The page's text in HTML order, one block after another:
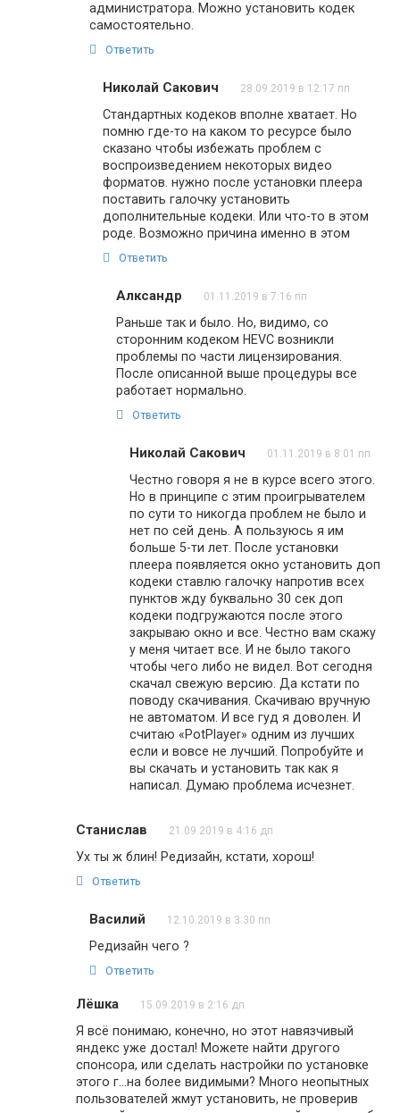
администратора. Можно установить кодек
самостоятельно.
Ответить
Николай Сакович 28.09.2019 в 12:17 пп
Стандартных кодеков вполне хватает. Но
помню где-то на каком то ресурсе было
сказано чтобы избежать проблем с
воспроизведением некоторых видео
форматов. нужно после установки плеера
поставить галочку установить
дополнительные кодеки. Или что-то в этом
роде. Возможно причина именно в этом
Ответить
Алксандр 01.11.2019 в 7:16 пп
Раньше так и было. Но, видимо, со
сторонним кодеком HEVC возникли
проблемы по части лицензирования.
После описанной выше процедуры все
работает нормально.
Ответить
Николай Сакович 01.11.2019 в 8:01 пп
Честно говоря я не в курсе всего этого.
Но в принципе с этим проигрывателем
по сути то никогда проблем не было и
нет по сей день. А пользуюсь я им
больше 5-ти лет. После установки
плеера появляется окно установить доп
кодеки ставлю галочку напротив всех
пунктов жду буквально 30 сек доп
кодеки подгружаются после этого
закрываю окно и все. Честно вам скажу
у меня читает все. И не было такого
чтобы чего либо не видел. Вот сегодня
скачал свежую версию. Да кстати по
поводу скачивания. Скачиваю вручную
не автоматом. И все гуд я доволен. И
считаю «PotPlayer» одним из лучших
если и вовсе не лучший. Попробуйте и
вы скачать и установить так как я
написал. Думаю проблема исчезнет.
Станислав 21.09.2019 в 4:16 дп
Ух ты ж блин! Редизайн, кстати, хорош!
Ответить
Василий 12.10.2019 в 3:30 пп
Редизайн чего ?
Ответить
Лёшка 15.09.2019 в 2:16 дп
Я всё понимаю, конечно, но этот навязчивый
яндекс уже достал! Можете найти другого
спонсора, или сделать настройки по установке
этого г…на более видимыми? Много неопытных
пользователей жмут установить, не проверив